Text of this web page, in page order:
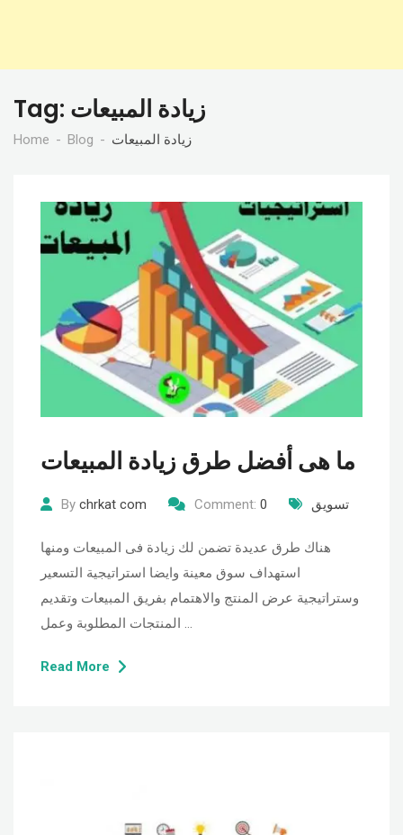
Tag: زيادة المبيعات
Home Blog زيادة المبيعات
ما هى أفضل طرق زيادة المبيعات
By chrkat com Comment: 0 تسويق
هناك طرق عديدة تضمن لك زيادة فى المبيعات ومنها
استهداف سوق معينة وايضا استراتيجية التسعير
وستراتيجية عرض المنتج والاهتمام بفريق المبيعات وتقديم
المنتجات المطلوبة وعمل …
Read More